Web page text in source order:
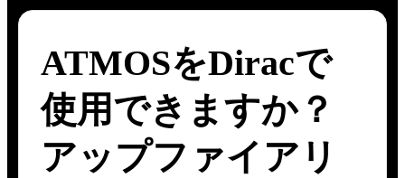
ATMOSをDiracで
使用できますか？
アップファイアリ